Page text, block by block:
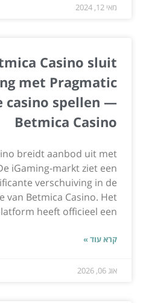
מאי 12, 2024
Casino sluit
met Pragmatic
casino spellen —
Betmica Casino
breidt aanbod uit met
iGaming-markt ziet een
verschuiving in de
van Betmica Casino. Het
heeft officieel een...
קרא עוד »
אוג 06, 2026